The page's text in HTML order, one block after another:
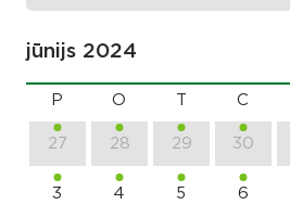
jūnijs 2024
P O C
27 28 29 30
3 4 5 6